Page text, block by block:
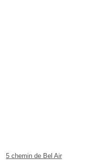
5 chemin de Bel Air